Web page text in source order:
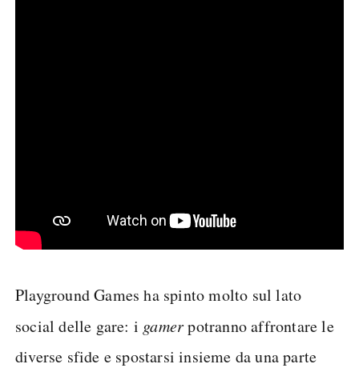
Playground Games ha spinto molto sul lato
social delle gare: i gamerpotranno affrontare le
diverse sfide e spostarsi insieme da una parte